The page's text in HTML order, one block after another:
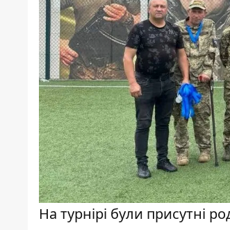
На турнірі були присутні